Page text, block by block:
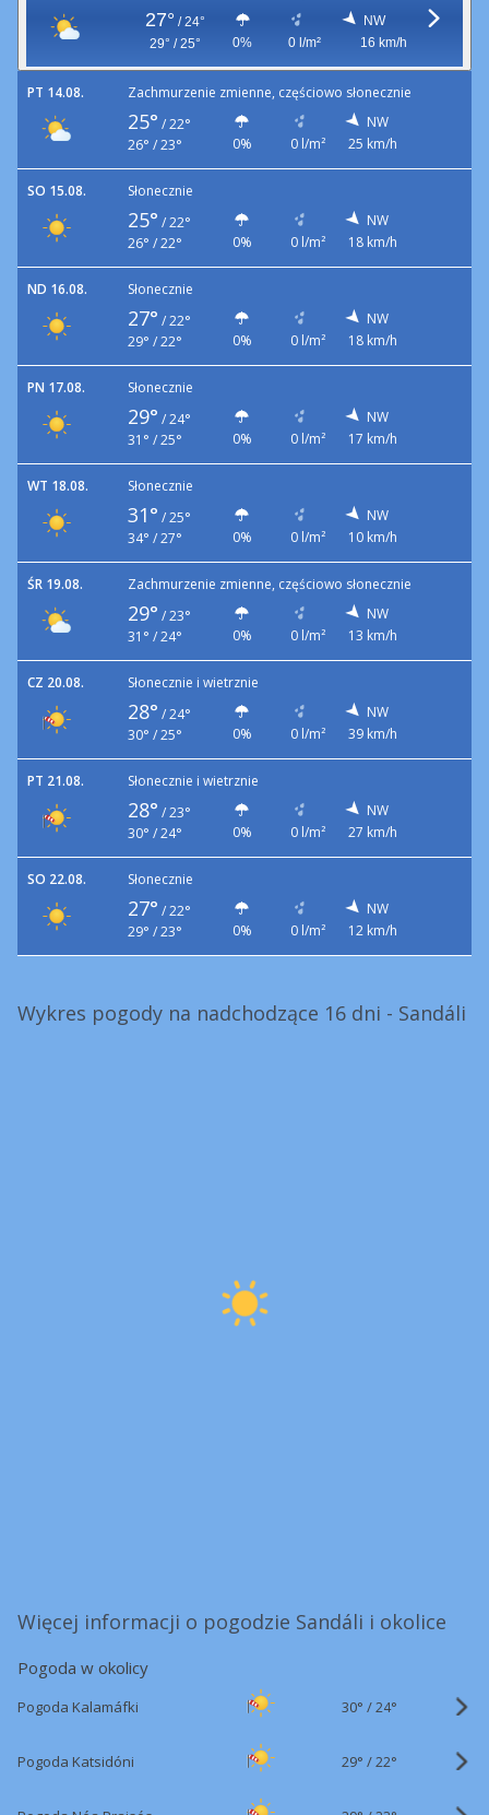
27° / 24°
29° / 25°
0% 0 l/m²
NW
16 km/h
PT 14.08. Zachmurzenie zmienne, częściowo słonecznie
25° / 22°
26° / 23°
0% 0 l/m²
NW
25 km/h
SO 15.08. Słonecznie
25° / 22°
26° / 22°
0% 0 l/m²
NW
18 km/h
ND 16.08. Słonecznie
27° / 22°
29° / 22°
0% 0 l/m²
NW
18 km/h
PN 17.08. Słonecznie
29° / 24°
31° / 25°
0% 0 l/m²
NW
17 km/h
WT 18.08. Słonecznie
31° / 25°
34° / 27°
0% 0 l/m²
NW
10 km/h
ŚR 19.08. Zachmurzenie zmienne, częściowo słonecznie
29° / 23°
31° / 24°
0% 0 l/m²
NW
13 km/h
CZ 20.08. Słonecznie i wietrznie
28° / 24°
30° / 25°
0% 0 l/m²
NW
39 km/h
PT 21.08. Słonecznie i wietrznie
28° / 23°
30° / 24°
0% 0 l/m²
NW
27 km/h
SO 22.08. Słonecznie
27° / 22°
29° / 23°
0% 0 l/m²
NW
12 km/h
Wykres pogody na nadchodzące 16 dni - Sandáli
Więcej informacji o pogodzie Sandáli i okolice
Pogoda w okolicy
Pogoda Kalamáfki 30° /24°
Pogoda Katsidóni 29° /22°